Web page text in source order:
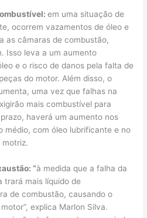
em uma situação de
ocorrem vazamentos de óleo e
as câmaras de combustão,
Isso leva a um aumento
e o risco de danos pela falta de
do motor. Além disso, o
uma vez que falhas na
mais combustível para
haverá um aumento nos
médio, com óleo lubrificante e no
motriz.
“à medida que a falha da
trará mais líquido de
de combustão, causando o
explica Marlon Silva.